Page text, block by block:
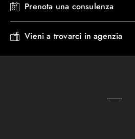
Prenota una consulenza
Vieni a trovarci in agenzia